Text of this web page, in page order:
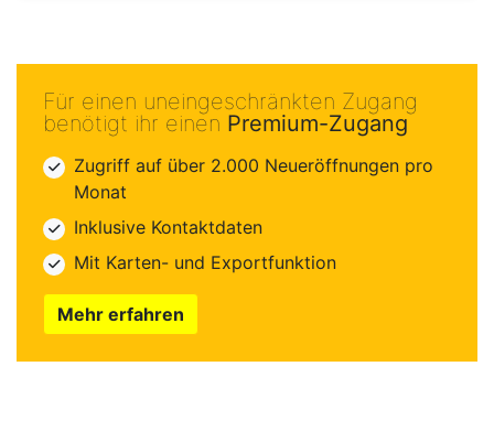
Für einen uneingeschränkten Zugang
benötigt ihr einen Premium-Zugang
Zugriff auf über 2.000 Neueröffnungen pro
Monat
Inklusive Kontaktdaten
Mit Karten- und Exportfunktion
Mehr erfahren